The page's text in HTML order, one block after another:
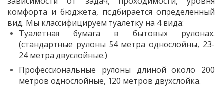
комфорта и бюджета, подбирается определенный
вид. Мы классифицируем туалетку на 4 вида:
Туалетная бумага в бытовых рулонах.
(стандартные рулоны 54 метра однослойны, 23-
24 метра двуслойные.)
Профессиональные рулоны длиной около 200
метров однослойные, 120 метров двухслойка.